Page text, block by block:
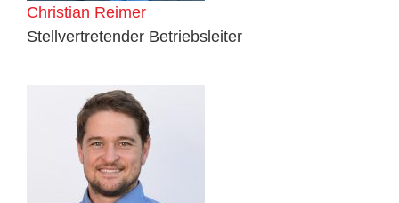
Christian Reimer
Stellvertretender Betriebsleiter